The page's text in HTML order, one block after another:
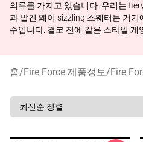
의류를 가지고 있습니다. 우리는
과 발견 왜이 sizzling 스웨터는 거
수입니다. 결코 전에 같은 스타일 게
홈/Fire Force 제품정보/Fire